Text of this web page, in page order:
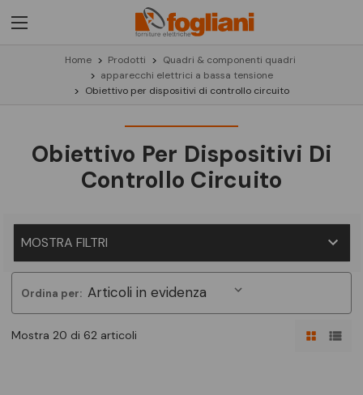
Home Prodotti
Quadri & componenti quadri
apparecchi elettrici a bassa tensione
Obiettivo per dispositivi di controllo circuito
Obiettivo Per Dispositivi Di
Controllo Circuito
MOSTRA FILTRI
Mostra 20 di 62 articoli
Ordina per: